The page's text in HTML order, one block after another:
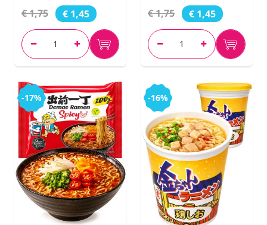
€ 1,75 € 1,45 € 1,75 € 1,45
-17% -16%